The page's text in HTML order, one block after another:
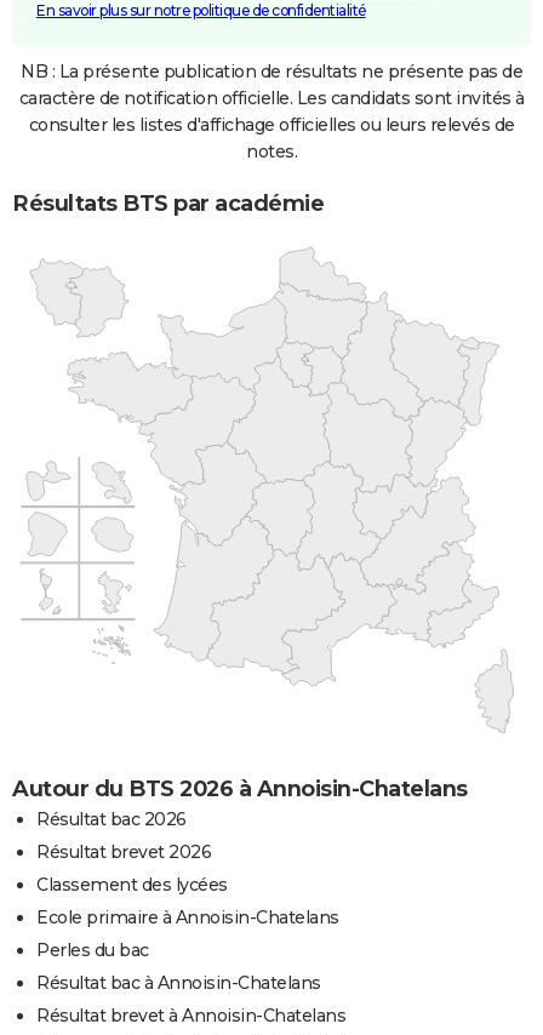
En savoir plus sur notre politique de confidentialité
NB : La présente publication de résultats ne présente pas de
caractère de notification officielle. Les candidats sont invités à
consulter les listes d'affichage officielles ou leurs relevés de
notes.
Résultats BTS par académie
Autour du BTS 2026 à Annoisin-Chatelans
Résultat bac 2026
Résultat brevet 2026
Classement des lycées
Ecole primaire à Annoisin-Chatelans
Perles du bac
Résultat bac à Annoisin-Chatelans
Résultat brevet à Annoisin-Chatelans